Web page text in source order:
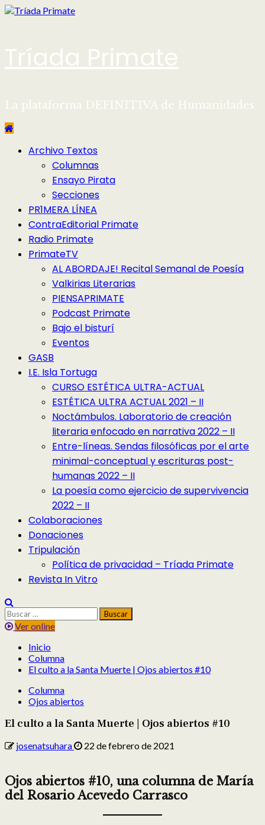
Saltar
Tríada Primate
La plataforma DEFINITIVA de Humanidades
Menú Archivo Textos
Columnas
Ensayo Pirata
Secciones
PR1MERA LÍNEA
ContraEditorial Primate
Radio Primate
PrimateTV
AL ABORDAJE! Recital Semanal de Poesía
Valkirias Literarias
PIENSAPRIMATE
Podcast Primate
Bajo el bisturí
Eventos
GASB
I.E. Isla Tortuga
CURSO ESTÉTICA ULTRA-ACTUAL
ESTÉTICA ULTRA ACTUAL 2021 – II
Noctámbulos. Laboratorio de creación
literaria enfocado en narrativa 2022 – II
Entre-líneas. Sendas filosóficas por el arte
minimal-conceptual y escrituras post-
humanas 2022 – II
La poesía como ejercicio de supervivencia
2022 – II
Colaboraciones
Donaciones
Tripulación
Política de privacidad – Tríada Primate
Revista In Vitro
Buscar:
Ver online
Inicio
Columna
El culto a la Santa Muerte | Ojos abiertos #10
Columna
Ojos abiertos
El culto a la Santa Muerte | Ojos abiertos #10
josenatsuhara 22 de febrero de 2021
Ojos abiertos #10, una columna de María
del Rosario Acevedo Carrasco